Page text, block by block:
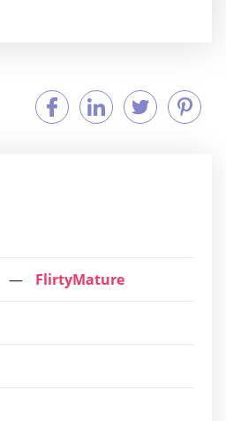
FlirtyMature